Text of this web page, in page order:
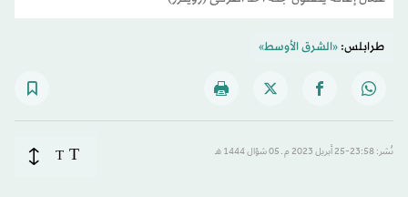
طرابلس:«الشرق الأوسط»
نُشر: 23:58-25 أبريل 2023 م ـ 05 شوّال 1444 هـ T
T